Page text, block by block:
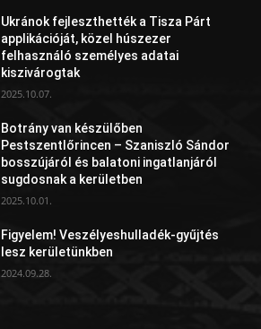
Ukránok fejleszthették a Tisza Párt
applikációját, közel húszezer
felhasználó személyes adatai
kiszivárogtak
2025.10.07.
Botrány van készülőben
Pestszentlőrincen – Szaniszló Sándor
bosszújáról és balatoni ingatlanjáról
sugdosnak a kerületben
2025.10.01.
Figyelem! Veszélyeshulladék-gyűjtés
lesz kerületünkben
2024.09.28.